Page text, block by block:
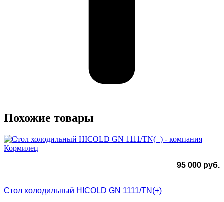
Похожие товары
95 000 руб.
Стол холодильный HICOLD GN 1111/TN(+)